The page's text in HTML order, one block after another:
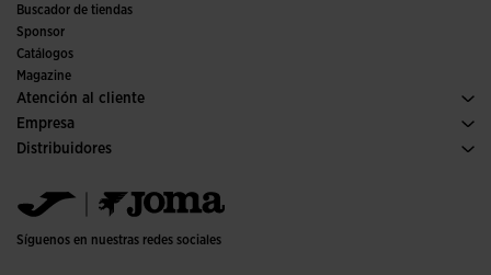
Fútbol
Fútbol sala
Comités y Federaciones
Ediciones especiales
Buscador de tiendas
Sponsor
Catálogos
Magazine
Atención al cliente
Condiciones de compra
Transporte y entrega
FAQs
Empresa
Historia
Política de calidad y medio ambiente
Trabaja con nosotros
Accesibilidad
Distribuidores
Jomanet
Área marketing
Contacto
Síguenos en nuestras redes sociales